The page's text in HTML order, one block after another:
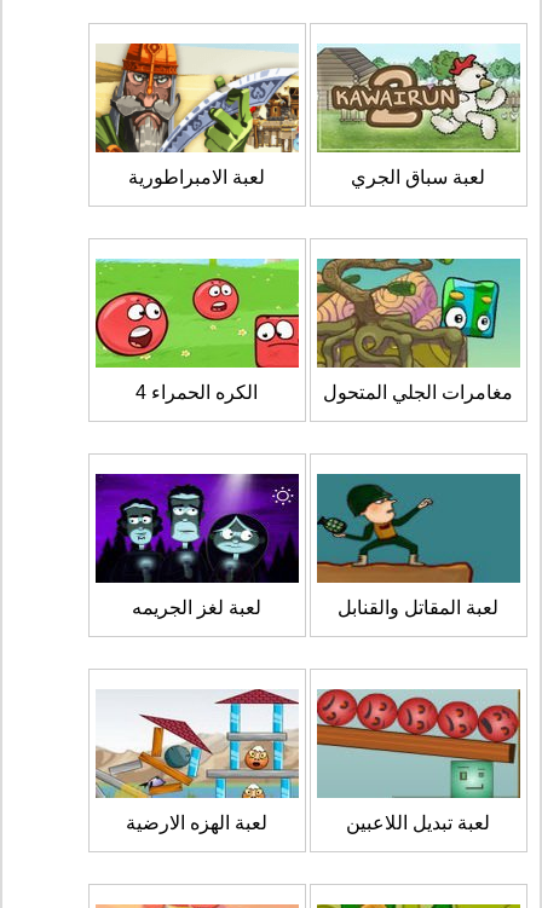
لعبة سباق الجري لعبة الامبراطورية
مغامرات الجلي المتحول الكره الحمراء 4
لعبة المقاتل والقنابل لعبة لغز الجريمه
لعبة تبديل اللاعبين لعبة الهزه الارضية